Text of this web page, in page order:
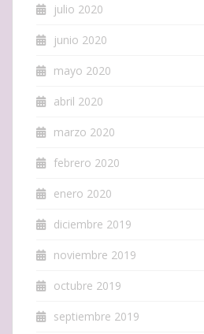
julio 2020
junio 2020
mayo 2020
abril 2020
marzo 2020
febrero 2020
enero 2020
diciembre 2019
noviembre 2019
octubre 2019
septiembre 2019